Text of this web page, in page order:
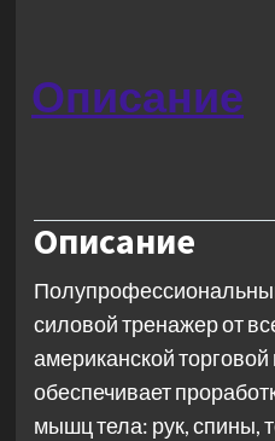
Описание
Описание
силовой тренажер от
американской
обеспечивает
мышц тела: рук, спины,